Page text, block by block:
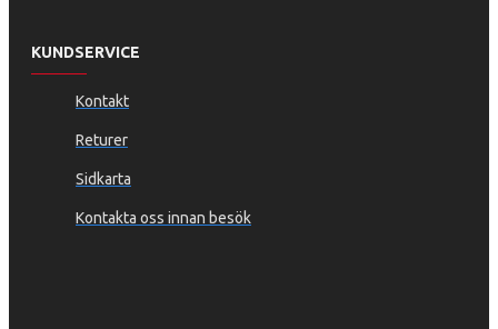
KUNDSERVICE
Kontakt
Returer
Sidkarta
Kontakta oss innan besök